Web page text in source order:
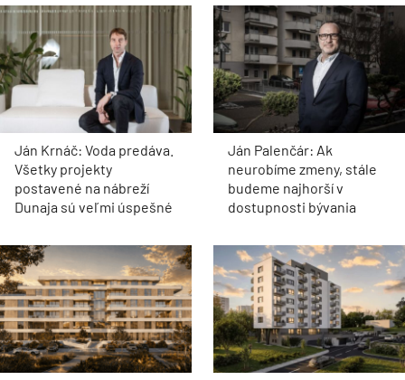
Ján Krnáč: Voda predáva.
Všetky projekty
postavené na nábreží
Dunaja sú veľmi úspešné
Ján Palenčár: Ak
neurobíme zmeny, stále
budeme najhorší v
dostupnosti bývania